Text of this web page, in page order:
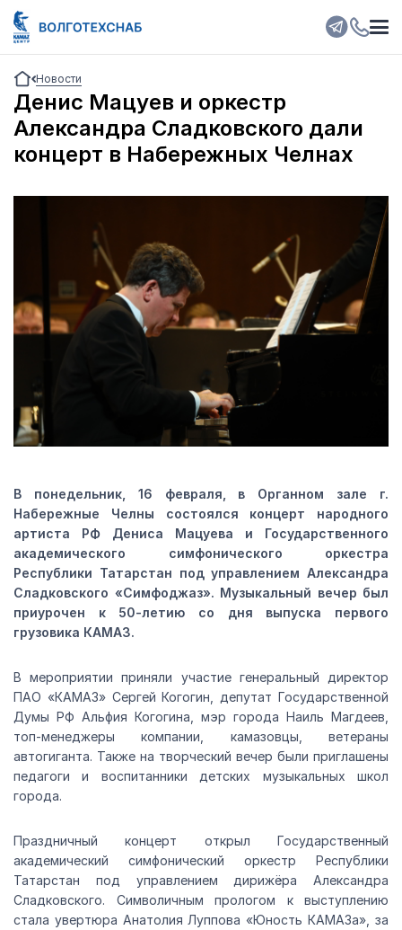
Новости
Денис Мацуев и оркестр
Александра Сладковского дали
концерт в Набережных Челнах
В понедельник, 16 февраля, в Органном зале г.
Набережные Челны состоялся концерт народного
артиста РФ Дениса Мацуева и Государственного
академического симфонического оркестра
Республики Татарстан под управлением Александра
Сладковского «Симфоджаз». Музыкальный вечер был
приурочен к 50-летию со дня выпуска первого
грузовика КАМАЗ.
В мероприятии приняли участие генеральный директор
ПАО «КАМАЗ» Сергей Когогин, депутат Государственной
Думы РФ Альфия Когогина, мэр города Наиль Магдеев,
топ-менеджеры компании, камазовцы, ветераны
автогиганта. Также на творческий вечер были приглашены
педагоги и воспитанники детских музыкальных школ
города.
Праздничный концерт открыл Государственный
академический симфонический оркестр Республики
Татарстан под управлением дирижёра Александра
Сладковского. Символичным прологом к выступлению
стала увертюра Анатолия Луппова «Юность КАМАЗа», за